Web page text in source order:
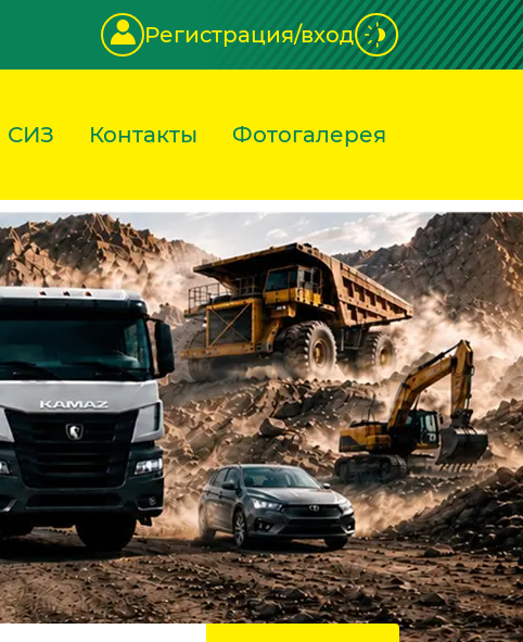
Регистрация/вход
СИЗ Контакты Фотогалерея